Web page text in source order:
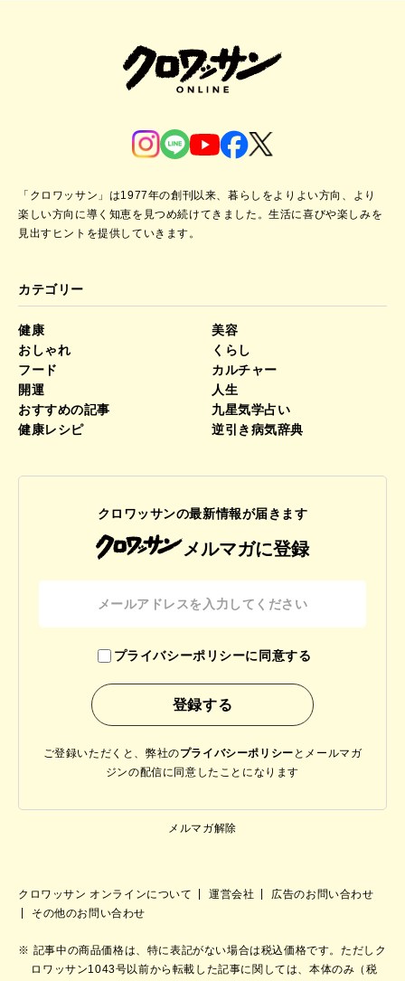
「クロワッサン」は1977年の創刊以来、暮らしをよりよい方向、より
楽しい方向に導く知恵を見つめ続けてきました。生活に喜びや楽しみを
見出すヒントを提供していきます。
カテゴリー
健康
美容
おしゃれ
くらし
フード
カルチャー
開運
人生
おすすめの記事
九星気学占い
健康レシピ
逆引き病気辞典
クロワッサンの最新情報が届きます
メルマガに登録
プライバシーポリシーに同意する
ご登録いただくと、弊社のプライバシーポリシー と メールマガ
ジンの配信に同意したことになります
メルマガ解除
クロワッサン オンラインについて 運営会社
広告のお問い合わせ
その他のお問い合わせ
記事中の商品価格は、特に表記がない場合は税込価格です。ただしク
ロワッサン1043号以前から転載した記事に関しては、本体のみ（税